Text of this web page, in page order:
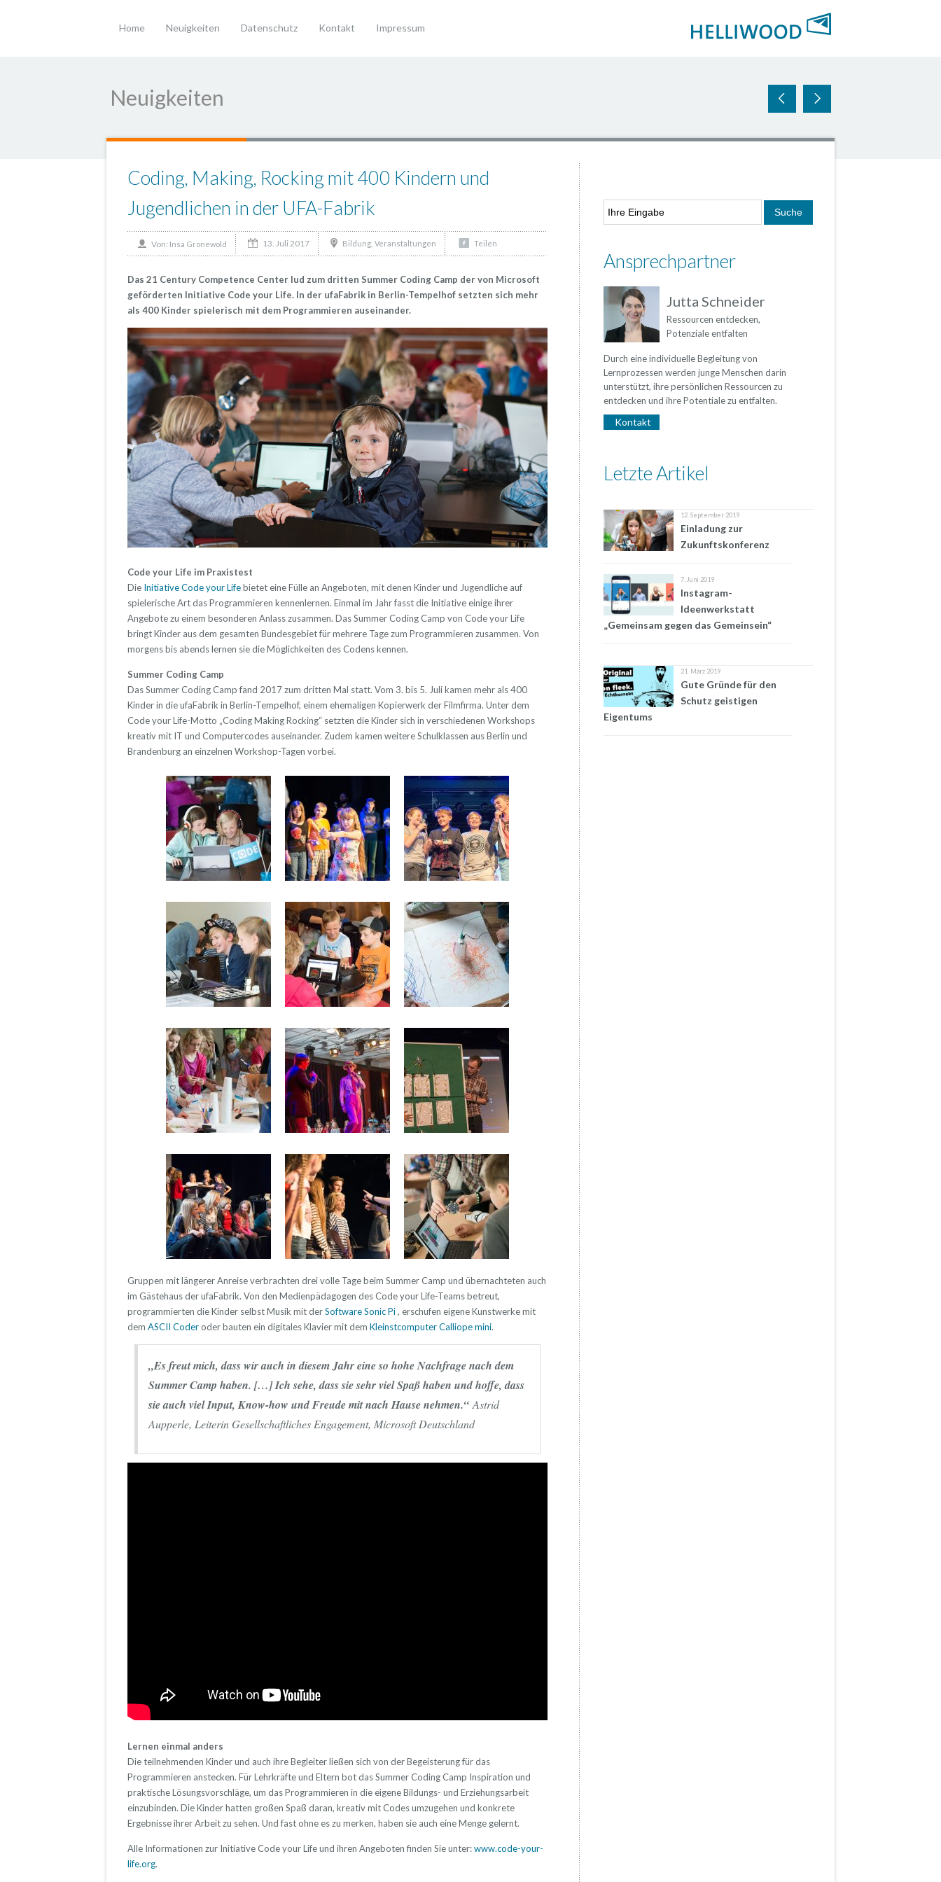
Home Neuigkeiten Datenschutz Kontakt Impressum
Neuigkeiten
Coding, Making, Rocking mit 400 Kindern und
Jugendlichen in der UFA-Fabrik
Von: Insa Gronewold 13. Juli 2017 Bildung, Veranstaltungen Teilen
Das 21 Century Competence Center lud zum dritten Summer Coding Camp der von Microsoft
geförderten Initiative Code your Life. In der ufaFabrik in Berlin-Tempelhof setzten sich mehr
als 400 Kinder spielerisch mit dem Programmieren auseinander.
Code your Life im Praxistest
Die Initiative Code your Lifebietet eine Fülle an Angeboten, mit denen Kinder und Jugendliche auf
spielerische Art das Programmieren kennenlernen. Einmal im Jahr fasst die Initiative einige ihrer
Angebote zu einem besonderen Anlass zusammen. Das Summer Coding Camp von Code your Life
bringt Kinder aus dem gesamten Bundesgebiet für mehrere Tage zum Programmieren zusammen. Von
morgens bis abends lernen sie die Möglichkeiten des Codens kennen.
Summer Coding Camp
Das Summer Coding Camp fand 2017 zum dritten Mal statt. Vom 3. bis 5. Juli kamen mehr als 400
Kinder in die ufaFabrik in Berlin-Tempelhof, einem ehemaligen Kopierwerk der Filmfirma. Unter dem
Code your Life-Motto „Coding Making Rocking“ setzten die Kinder sich in verschiedenen Workshops
kreativ mit IT und Computercodes auseinander. Zudem kamen weitere Schulklassen aus Berlin und
Brandenburg an einzelnen Workshop-Tagen vorbei.
Gruppen mit längerer Anreise verbrachten drei volle Tage beim Summer Camp und übernachteten auch
im Gästehaus der ufaFabrik. Von den Medienpädagogen des Code your Life-Teams betreut,
programmierten die Kinder selbst Musik mit derSoftware Sonic Pi, erschufen eigene Kunstwerke mit
dem ASCII Coderoder bauten ein digitales Klavier mit dem Kleinstcomputer Calliope mini.
„Es freut mich, dass wir auch in diesem Jahr eine so hohe Nachfrage nach dem
Summer Camp haben. […] Ich sehe, dass sie sehr viel Spaß haben und hoffe, dass
sie auch viel Input, Know-how und Freude mit nach Hause nehmen.“Astrid
Aupperle, Leiterin Gesellschaftliches Engagement, Microsoft Deutschland
Lernen einmal anders
Die teilnehmenden Kinder und auch ihre Begleiter ließen sich von der Begeisterung für das
Programmieren anstecken. Für Lehrkräfte und Eltern bot das Summer Coding Camp Inspiration und
praktische Lösungsvorschläge, um das Programmieren in die eigene Bildungs- und Erziehungsarbeit
einzubinden. Die Kinder hatten großen Spaß daran, kreativ mit Codes umzugehen und konkrete
Ergebnisse ihrer Arbeit zu sehen. Und fast ohne es zu merken, haben sie auch eine Menge gelernt.
Alle Informationen zur Initiative Code your Life und ihren Angeboten finden Sie unter:www.code-your-
life.org.
Ansprechpartner
Jutta Schneider
Ressourcen entdecken,
Potenziale entfalten
Durch eine individuelle Begleitung von
Lernprozessen werden junge Menschen darin
unterstützt, ihre persönlichen Ressourcen zu
entdecken und ihre Potentiale zu entfalten.
Kontakt
Letzte Artikel
12. September 2019
Einladung zur
Zukunftskonferenz
7. Juni 2019
Instagram-
Ideenwerkstatt
„Gemeinsam gegen das Gemeinsein“
21. März 2019
Gute Gründe für den
Schutz geistigen
Eigentums